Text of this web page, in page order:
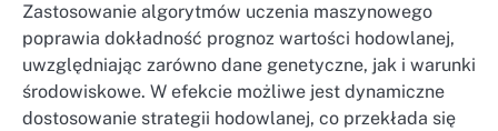
Zastosowanie algorytmów uczenia maszynowego
poprawia dokładność prognoz wartości hodowlanej,
uwzględniając zarówno dane genetyczne, jak i warunki
środowiskowe. W efekcie możliwe jest dynamiczne
dostosowanie strategii hodowlanej, co przekłada się